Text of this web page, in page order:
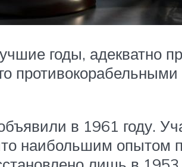
годы, адекватно
в 1961 году.
наибольшим